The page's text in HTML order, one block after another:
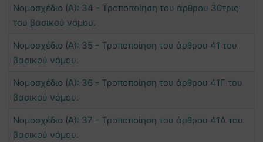
Νομοσχέδιο (Α): 34 - Τροποποίηση του άρθρου 30τρις
του βασικού νόμου.
Νομοσχέδιο (Α): 35 - Τροποποίηση του άρθρου 41 του
βασικού νόμου.
Νομοσχέδιο (Α): 36 - Τροποποίηση του άρθρου 41Γ του
βασικού νόμου.
Νομοσχέδιο (Α): 37 - Τροποποίηση του άρθρου 41Δ του
βασικού νόμου.